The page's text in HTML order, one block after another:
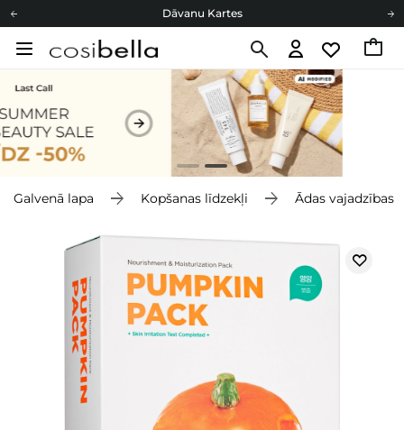
Dāvanu Kartes
Cosibella lojalitātes programma
Dāvanu Kartes
Galvenā lapa Kopšanas līdzekļi Ādas vajadzības